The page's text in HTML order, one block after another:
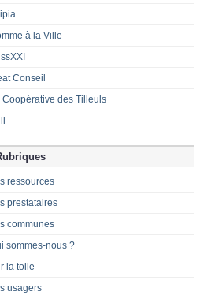
à la Ville
Conseil
Coopérative des Tilleuls
ressources
prestataires
communes
sommes-nous ?
la toile
usagers